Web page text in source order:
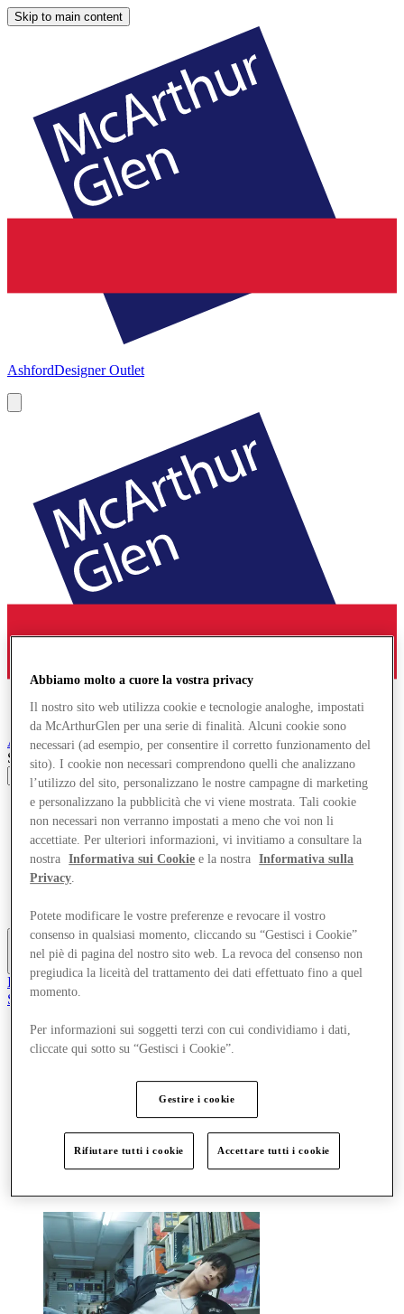
Skip to main content
AshfordDesigner Outlet
AshfordDesigner Outlet
Search input
Negozi
Offerte
Pianifica la tua visita
Cosa c'è in programma
Mangia e Bevi
Gift Card
Il Club
Salvata
Negozi
Pianifica la tua visita
Cosa c'è in programma
Abbiamo molto a cuore la vostra privacy
Il nostro sito web utilizza cookie e tecnologie analoghe, impostati
da McArthurGlen per una serie di finalità. Alcuni cookie sono
necessari (ad esempio, per consentire il corretto funzionamento del
sito). I cookie non necessari comprendono quelli che analizzano
l’utilizzo del sito, personalizzano le nostre campagne di marketing
e personalizzano la pubblicità che vi viene mostrata. Tali cookie
non necessari non verranno impostati a meno che voi non li
accettiate. Per ulteriori informazioni, vi invitiamo a consultare la
nostra
Informativa sui Cookie e la nostra
Informativa sulla
Privacy
Potete modificare le vostre preferenze e revocare il vostro
consenso in qualsiasi momento, cliccando su “Gestisci i Cookie”
nel piè di pagina del nostro sito web. La revoca del consenso non
pregiudica la liceità del trattamento dei dati effettuato fino a quel
momento.
Per informazioni sui soggetti terzi con cui condividiamo i dati,
cliccate qui sotto su “Gestisci i Cookie”.
Gestire i cookie
Rifiutare tutti i cookie Accettare tutti i cookie